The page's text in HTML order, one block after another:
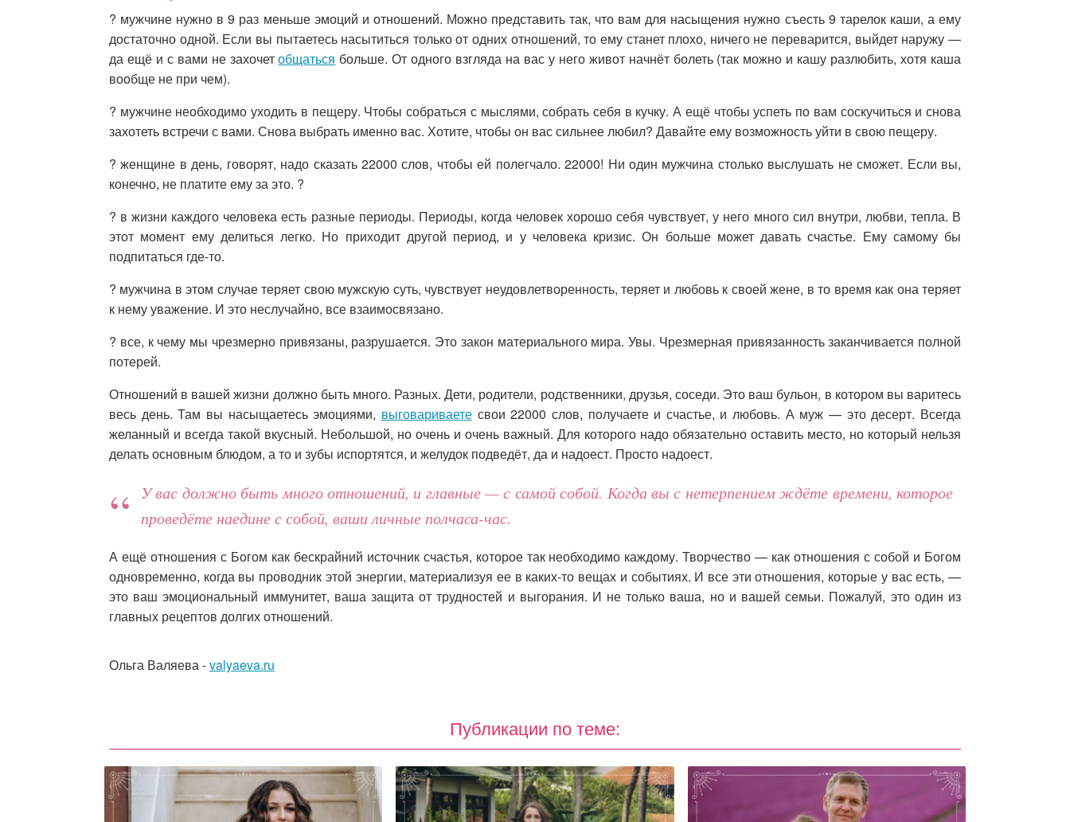
? мужчине нужно в 9 раз меньше эмоций и отношений. Можно представить так, что вам для насыщения нужно съесть 9 тарелок каши, а ему
достаточно одной. Если вы пытаетесь насытиться только от одних отношений, то ему станет плохо, ничего не переварится, выйдет наружу —
да ещё и с вами не захочетобщаться больше. От одного взгляда на вас у него живот начнёт болеть (так можно и кашу разлюбить, хотя каша
вообще не при чем).
? мужчине необходимо уходить в пещеру. Чтобы собраться с мыслями, собрать себя в кучку. А ещё чтобы успеть по вам соскучиться и снова
захотеть встречи с вами. Снова выбрать именно вас. Хотите, чтобы он вас сильнее любил? Давайте ему возможность уйти в свою пещеру.
? женщине в день, говорят, надо сказать 22000 слов, чтобы ей полегчало. 22000! Ни один мужчина столько выслушать не сможет. Если вы,
конечно, не платите ему за это. ?
? в жизни каждого человека есть разные периоды. Периоды, когда человек хорошо себя чувствует, у него много сил внутри, любви, тепла. В
этот момент ему делиться легко. Но приходит другой период, и у человека кризис. Он больше может давать счастье. Ему самому бы
подпитаться где-то.
? мужчина в этом случае теряет свою мужскую суть, чувствует неудовлетворенность, теряет и любовь к своей жене, в то время как она теряет
к нему уважение. И это неслучайно, все взаимосвязано.
? все, к чему мы чрезмерно привязаны, разрушается. Это закон материального мира. Увы. Чрезмерная привязанность заканчивается полной
потерей.
Отношений в вашей жизни должно быть много. Разных. Дети, родители, родственники, друзья, соседи. Это ваш бульон, в котором вы варитесь
весь день. Там вы насыщаетесь эмоциями, выговариваетесвои 22000 слов, получаете и счастье, и любовь. А муж — это десерт. Всегда
желанный и всегда такой вкусный. Небольшой, но очень и очень важный. Для которого надо обязательно оставить место, но который нельзя
делать основным блюдом, а то и зубы испортятся, и желудок подведёт, да и надоест. Просто надоест.
У вас должно быть много отношений, и главные — с самой собой. Когда вы с нетерпением ждёте времени, которое
проведёте наедине с собой, ваши личные полчаса-час.
А ещё отношения с Богом как бескрайний источник счастья, которое так необходимо каждому. Творчество — как отношения с собой и Богом
одновременно, когда вы проводник этой энергии, материализуя ее в каких-то вещах и событиях. И все эти отношения, которые у вас есть, —
это ваш эмоциональный иммунитет, ваша защита от трудностей и выгорания. И не только ваша, но и вашей семьи. Пожалуй, это один из
главных рецептов долгих отношений.
Ольга Валяева -valyaeva.ru
Публикации по теме: